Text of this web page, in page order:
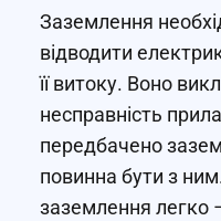
Заземлення
відводити
її витоку. Воно
несправність
передбачено
повинна бути з
заземлення легко